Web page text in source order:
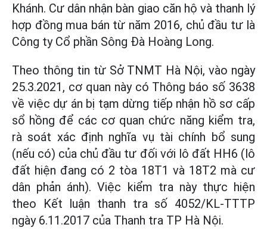
Khánh. Cư dân nhận bàn giao căn hộ và thanh lý
hợp đồng mua bán từ năm 2016, chủ đầu tư là
Công ty Cổ phần Sông Đà Hoàng Long.
Theo thông tin từ Sở TNMT Hà Nội, vào ngày
25.3.2021, cơ quan này có Thông báo số 3638
về việc dự án bị tạm dừng tiếp nhận hồ sơ cấp
sổ hồng để các cơ quan chức năng kiểm tra,
rà soát xác định nghĩa vụ tài chính bổ sung
(nếu có) của chủ đầu tư đối với lô đất HH6 (lô
đất hiện đang có 2 tòa 18T1 và 18T2 mà cư
dân phản ánh). Việc kiểm tra này thực hiện
theo Kết luận thanh tra số 4052/KL-TTTP
ngày 6.11.2017 của Thanh tra TP Hà Nội.